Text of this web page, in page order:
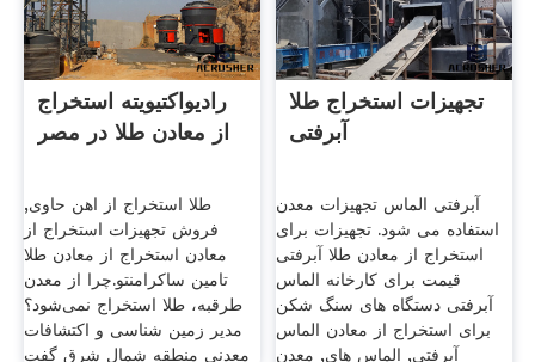
رادیواکتیویته استخراج
از معادن طلا در مصر
طلا استخراج از اهن حاوی,
فروش تجهیزات استخراج از
معادن استخراج از معادن طلا
تامین ساکرامنتو.چرا از معدن
طرقبه، طلا استخراج نمی‌شود؟
مدیر زمین شناسی و اکتشافات
معدنی منطقه شمال شرق گفت
تجهیزات استخراج طلا
آبرفتی
آبرفتی الماس تجهیزات معدن
استفاده می شود. تجهیزات برای
استخراج از معادن طلا آبرفتی
قیمت برای کارخانه الماس
آبرفتی دستگاه های سنگ شکن
برای استخراج از معادن الماس
آبرفتی, الماس های, معدن